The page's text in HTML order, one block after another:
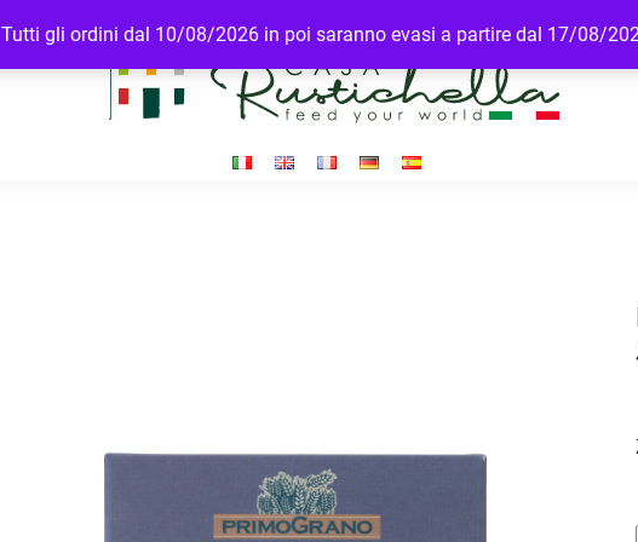
Tutti gli ordini dal 10/08/2026 in poi saranno evasi a partire dal 17/08/